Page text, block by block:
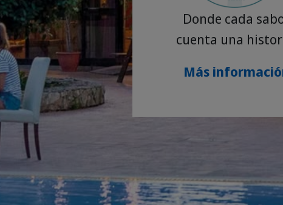
Donde cada
cuenta una
Más